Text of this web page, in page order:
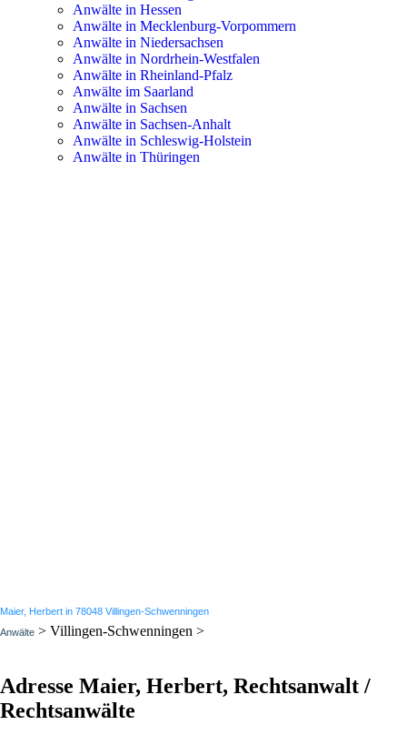
Anwälte in Hessen
Anwälte in Mecklenburg-Vorpommern
Anwälte in Niedersachsen
Anwälte in Nordrhein-Westfalen
Anwälte in Rheinland-Pfalz
Anwälte im Saarland
Anwälte in Sachsen
Anwälte in Sachsen-Anhalt
Anwälte in Schleswig-Holstein
Anwälte in Thüringen
Maier, Herbert in 78048 Villingen-Schwenningen
Anwälte > Villingen-Schwenningen >
Adresse Maier, Herbert, Rechtsanwalt /
Rechtsanwälte